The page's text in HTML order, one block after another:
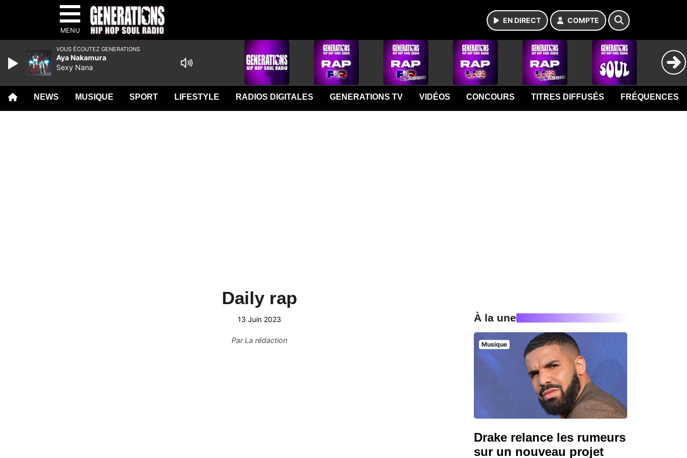
MENU
EN DIRECT COMPTE
NEWS MUSIQUE SPORT LIFESTYLE RADIOS DIGITALES GENERATIONS TV VIDÉOS CONCOURS TITRES DIFFUSÉS FRÉQUENCES
Daily rap
13 Juin 2023
ParLa rédaction
À la une
Musique
Drake relance les rumeurs
sur un nouveau projet
VOUS ÉCOUTEZ GENERATIONS
Aya Nakamura
Sexy Nana